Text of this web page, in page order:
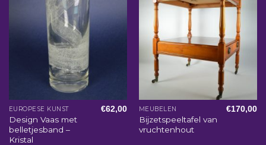
EUROPESE KUNST
Design Vaas met
belletjesband –
Kristal
€62,00 MEUBELEN
Bijzetspeeltafel van
vruchtenhout
€170,00